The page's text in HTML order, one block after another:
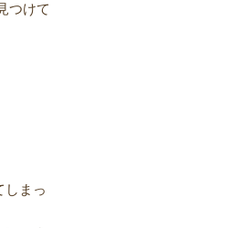
つけて
しまっ